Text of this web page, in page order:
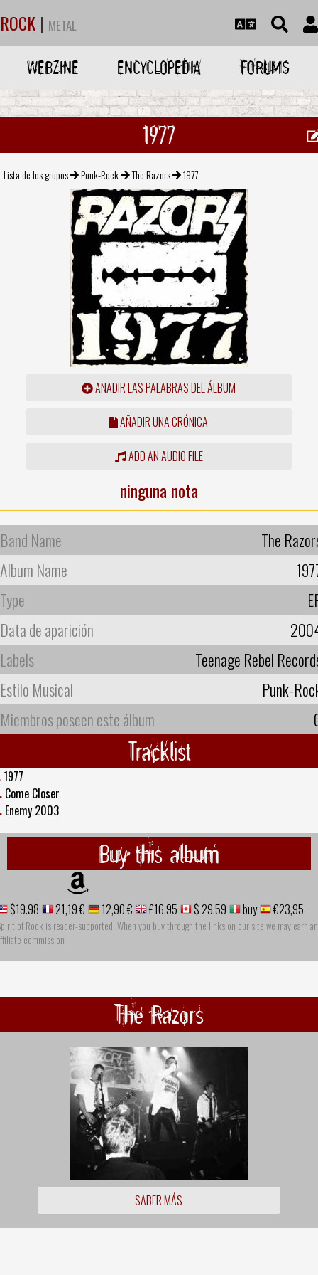
ROCK | METAL
WEBZINE ENCYCLOPEDIA FORUMS
1977
Lista de los grupos Punk-Rock The Razors 1977
AÑADIR LAS PALABRAS DEL ÁLBUM
AÑADIR UNA CRÓNICA
ADD AN AUDIO FILE
ninguna nota
Band Name
The
Album Name
Type
Data de aparición
Labels
Teenage Rebel
Estilo Musical
Punk-
Miembros poseen este álbum
Tracklist
1977
Come Closer
Enemy 2003
Buy this album
$19.98 21,19 € 12,90 € £16.95 $ 29.59 buy €23,95
of Rock is reader-supported. When you buy through the links on our site we may earn an
commission
The Razors
SABER MÁS